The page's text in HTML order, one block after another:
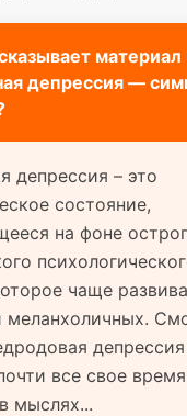
материал
депрессия —
депрессия – это
состояние,
на фоне
чаще
меланхоличных.
все свое время
мыслях...